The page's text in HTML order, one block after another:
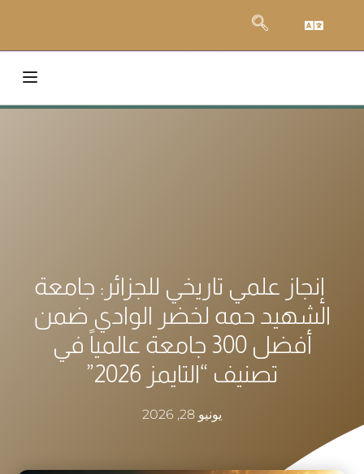
إنجاز علمي تاريخي للجزائر: جامعة
الشهيد حمه لخضر الوادي ضمن
أفضل 300 جامعة عالمياً في
تصنيف “التايمز 2026”
يونيو 28, 2026